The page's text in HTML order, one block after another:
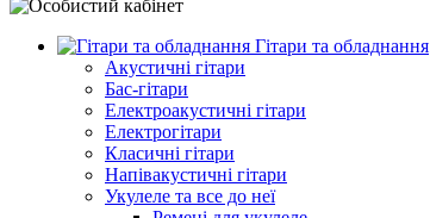
Гітари та обладнання
Акустичні гітари
Бас-гітари
Електроакустичні гітари
Електрогітари
Класичні гітари
Напівакустичні гітари
Укулеле та все до неї